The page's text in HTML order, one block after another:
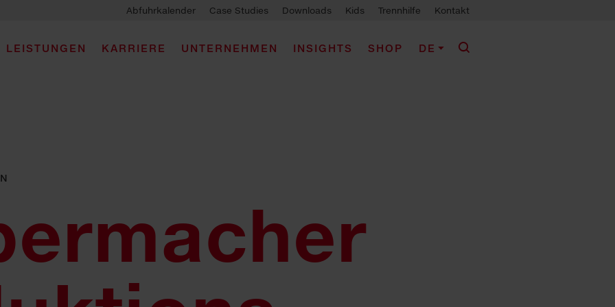
Abfuhrkalender Case Studies Downloads Kids Trennhilfe Kontakt
LEISTUNGEN KARRIERE UNTERNEHMEN INSIGHTS SHOP DE